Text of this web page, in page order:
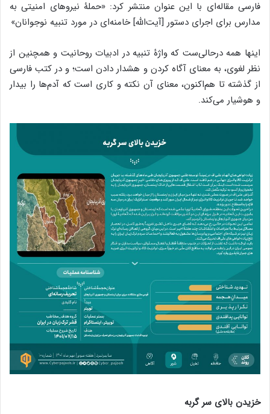
فارسی مقاله‌ای با این عنوان منتشر کرد: «حملۀ نیروهای امنیتی به
مدارس برای اجرای دستور [آیت‌الله] خامنه‌ای در مورد تنبیه نوجوانان»
اینها همه درحالی‌ست که واژۀ تنبیه در ادبیات روحانیت و همچنین از
نظر لغوی، به معنای آگاه کردن و هشدار دادن است؛ و در کتب فارسی
از گذشته تا هم‌اکنون، معنای آن نکته و کاری است که آدم‌ها را بیدار
و هوشیار می‌کند.
خزیدن بالای سر گربه